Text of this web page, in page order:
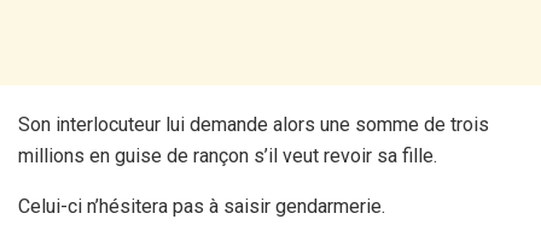
Son interlocuteur lui demande alors une somme de trois
millions en guise de rançon s’il veut revoir sa fille.
Celui-ci n’hésitera pas à saisir gendarmerie.